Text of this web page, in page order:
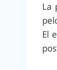
La
El